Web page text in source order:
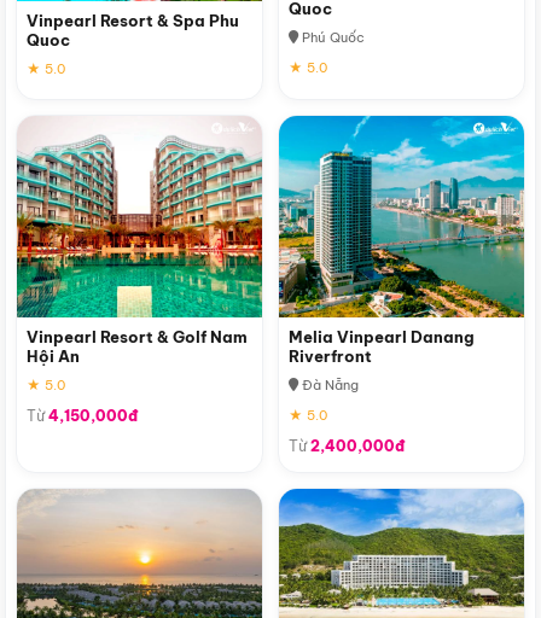
Vinpearl Resort & Spa Phu
Quoc
★ 5.0
Quoc
Phú Quốc
★ 5.0
Vinpearl Resort & Golf Nam
Hội An
★ 5.0
Từ4,150,000đ
Melia Vinpearl Danang
Riverfront
Đà Nẵng
★ 5.0
Từ2,400,000đ